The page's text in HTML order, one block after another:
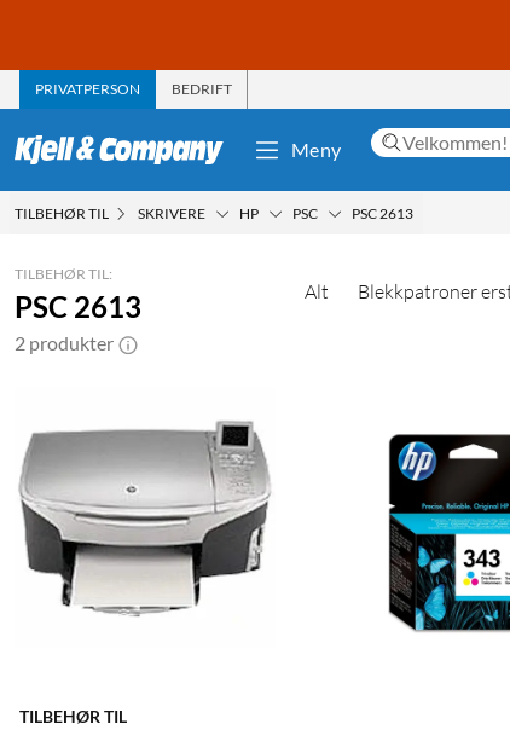
PRIVATPERSON BEDRIFT
Meny
TILBEHØR TIL SKRIVERE HP PSC PSC 2613
TILBEHØR TIL:
PSC 2613
2 produkter
TILBEHØR TIL
Alt Blekkpatroner